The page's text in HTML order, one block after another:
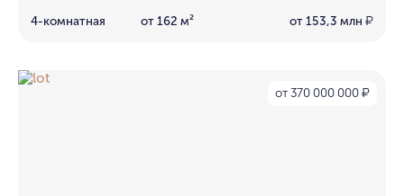
4-комнатная от 162 м² от 153,3 млн ₽
от 370 000 000 ₽